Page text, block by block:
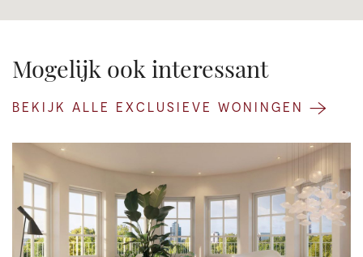
Mogelijk ook interessant
BEKIJK ALLE EXCLUSIEVE WONINGEN